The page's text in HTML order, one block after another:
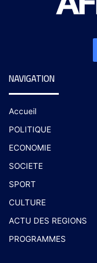
NAVIGATION
Accueil
POLITIQUE
ECONOMIE
SOCIETE
SPORT
CULTURE
ACTU DES REGIONS
PROGRAMMES